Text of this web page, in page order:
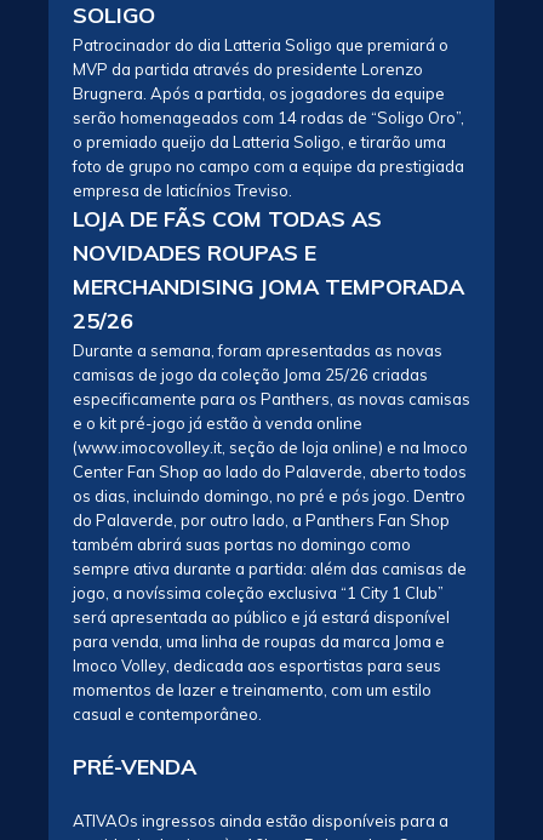
SOLIGO
Patrocinador do dia Latteria Soligo que premiará o
MVP da partida através do presidente Lorenzo
Brugnera. Após a partida, os jogadores da equipe
serão homenageados com 14 rodas de “Soligo Oro”,
o premiado queijo da Latteria Soligo, e tirarão uma
foto de grupo no campo com a equipe da prestigiada
empresa de laticínios Treviso.
LOJA DE FÃS COM TODAS AS
NOVIDADES ROUPAS E
MERCHANDISING JOMA TEMPORADA
25/26
Durante a semana, foram apresentadas as novas
camisas de jogo da coleção Joma 25/26 criadas
especificamente para os Panthers, as novas camisas
e o kit pré-jogo já estão à venda online
(www.imocovolley.it, seção de loja online) e na Imoco
Center Fan Shop ao lado do Palaverde, aberto todos
os dias, incluindo domingo, no pré e pós jogo. Dentro
do Palaverde, por outro lado, a Panthers Fan Shop
também abrirá suas portas no domingo como
sempre ativa durante a partida: além das camisas de
jogo, a novíssima coleção exclusiva “1 City 1 Club”
será apresentada ao público e já estará disponível
para venda, uma linha de roupas da marca Joma e
Imoco Volley, dedicada aos esportistas para seus
momentos de lazer e treinamento, com um estilo
casual e contemporâneo.
PRÉ-VENDA
ATIVAOs ingressos ainda estão disponíveis para a